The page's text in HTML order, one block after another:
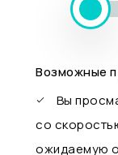
Возможные
Вы
со
ожидаемую